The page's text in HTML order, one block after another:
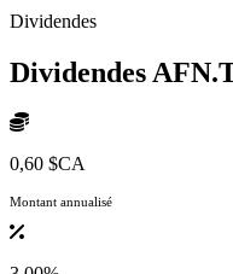
Dividendes
Dividendes
0,60 $CA
Montant annualisé